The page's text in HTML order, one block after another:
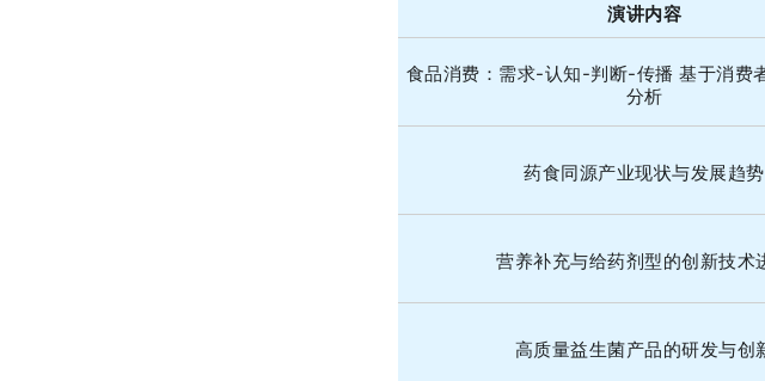
演讲内容
食品消费：需求-认知-判断-传播 基于消费
分析
药食同源产业现状与发展趋势
营养补充与给药剂型的创新技术
高质量益生菌产品的研发与创